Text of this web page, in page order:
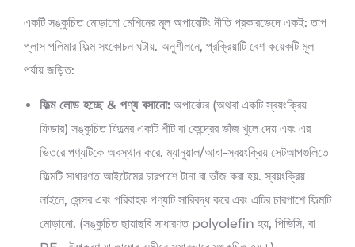
একটি সঙ্কুচিত মোড়ানো মেশিনের মূল অপারেটিং নীতি প্রকারভেদে একই: তাপ
প্লাস পলিমার ফিল্ম সংকোচন ঘটায়. অনুশীলনে, প্রক্রিয়াটি বেশ কয়েকটি মূল
পর্যায় জড়িত:
ফিল্ম লোড হচ্ছে & পণ্য বসানো: অপারেটর (অথবা একটি স্বয়ংক্রিয়
ফিডার) সঙ্কুচিত ফিল্মের একটি শীট বা কেন্দ্রের ভাঁজ খুলে দেয় এবং এর
ভিতরে পণ্যটিকে অবস্থান করে. ম্যানুয়াল/আধা-স্বয়ংক্রিয় সেটআপগুলিতে
ফিল্মটি সাধারণত আইটেমের চারপাশে টানা বা ভাঁজ করা হয়. স্বয়ংক্রিয়
লাইনে, সেন্সর এবং পরিবাহক পণ্যটি সারিবদ্ধ করে এবং এটির চারপাশে ফিল্মটি
মোড়ানো. (সঙ্কুচিত ছায়াছবি সাধারণত polyolefin হয়, পিভিসি, বা